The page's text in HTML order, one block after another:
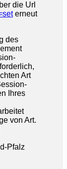
die Url
erneut
des
Art
Ihres
von Art.
Pfalz